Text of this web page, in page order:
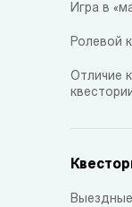
Игра в
Ролевой
Отличие